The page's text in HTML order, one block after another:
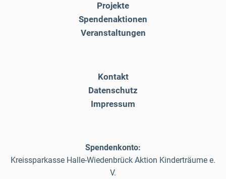
Projekte
Spendenaktionen
Veranstaltungen
Kontakt
Datenschutz
Impressum
Spendenkonto:
Kreissparkasse Halle-Wiedenbrück Aktion Kinderträume e.
V.